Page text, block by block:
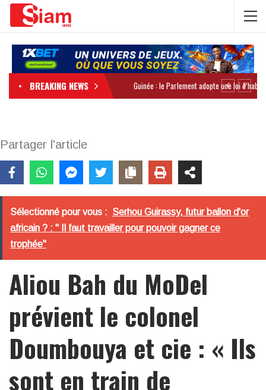
BREAKING NEWS
Partager l'article
Sélectionné pour vous : Serhou Guirassy, futur ballon d'or
africain ? : " Il faut travailler pour pouvoir gagner ce
trophée"
Aliou Bah du MoDel
prévient le colonel
Doumbouya et cie : « Ils
sont en train de